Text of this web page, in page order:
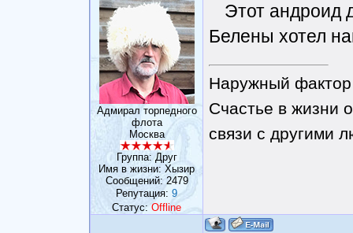
Адмирал торпедного
флота
Москва
Группа: Друг
Имя в жизни: Хызир
Сообщений: 2479
Репутация: 9
Статус:Offline
Этот андроид
Белены хотел
Наружный фактор
Счастье в жизни
связи с другими